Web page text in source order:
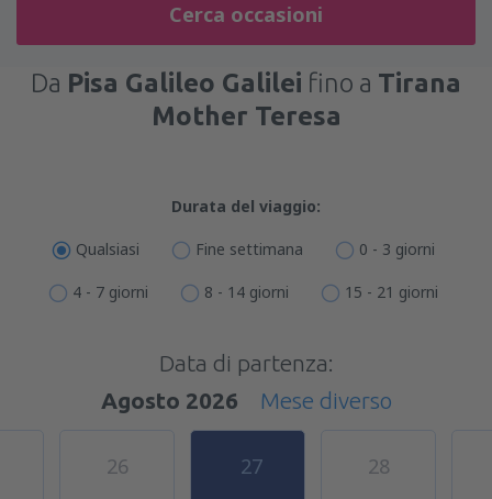
Cerca occasioni
Da Pisa Galileo Galilei fino a Tirana
Mother Teresa
Durata del viaggio:
Qualsiasi Fine settimana 0 - 3 giorni
4 - 7 giorni 8 - 14 giorni 15 - 21 giorni
Data di partenza:
Agosto 2026
Mese diverso
26 27 28